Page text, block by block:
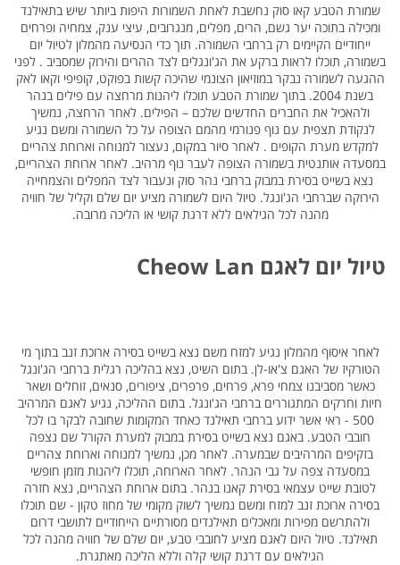
שמורת הטבע קאו סוק נחשבת לאחת השמורות היפות ביותר שיש בתאילנד
ומכילה בתוכה יער גשם, הרים, מפלים, מנגרובים, עיצי ענק, צמחיה ופרחים
ייחודיים הקיימים רק ברחבי השמורה. תוך כדי הנסיעה מהמלון לטיול יום
בשמורה, תוכלו לראות ברקע את הג'ונגלים לצד ההרים והירוק שמסביב . לפני
ההגעה לשמורה נבקר במוזיאון הצונמי שהיכה קשות בפוקט, קופיפי וקאו לאק
בשנת 2004. בתוך שמורת הטבע תוכלו ליהנות מרחצה עם פילים בנהר
ולהאכיל את החברים החדשים שלכם – הפילים. לאחר הרחצה, נמשיך
לנקודת תצפית עם נוף פנורמי מהמם הצופה על כל השמורה ומשם נגיע
למקדש מערת הקופים . לאחר סיור במקום, נעצור למנוחה וארוחת צהריים
במסעדה אותנטית בשמורה הצופה לעבר נוף מרהיב. לאחר ארוחת הצהריים,
נצא בשייט בסירת במבוק ברחבי נהר סוק ונעבור לצד המפלים והצמחייה
הירוקה שברחבי הג'ונגל. טיול היום לשמורה מציע יום שלם וקליל של חוויה
מהנה לכל הגילאים ללא דרגת קושי או הליכה מרובה.
טיול יום לאגם Cheow Lan
לאחר איסוף מהמלון נגיע למזח משם נצא בשייט בסירה ארוכת זנב בתוך מי
הטורקיז של האגם צ'או-לן. בתום השיט, נצא בהליכה רגלית ברחבי הג'ונגל
כאשר מסביבנו צמחי פרא, פרחים, פרפרים, ציפורים, סנאים, זוחלים ושאר
חיות וחרקים המתגוררים ברחבי הג'ונגל. בתום ההליכה, נגיע לאגם המרהיב
500 - ראי אשר ידוע ברחבי תאילנד כאחד המקומות שחובה לבקר בו לכל
חובבי הטבע. באגם נצא בשייט בסירת במבוק למערת הקורל שם נצפה
בזקיפים המרהיבים שבמערה. לאחר מכן, נמשיך למנוחה וארוחת צהריים
במסעדה צפה על גבי הנהר. לאחר הארוחה, תוכלו ליהנות מזמן חופשי
לטובת שייט עצמאי בסירת קאנו בנהר. בתום ארוחת הצהריים, נצא חזרה
בסירה ארוכת זנב למזח ומשם נמשיך לשוק מקומי של מחוז טקון - שם תוכלו
ולהתרשם מפירות ומאכלים תאילנדים מסורתיים הייחודיים לתושבי דרום
תאילנד. טיול היום לאגם מציע לחובבי טבע, יום שלם של חוויה מהנה לכל
הגילאים עם דרגת קושי קלה וללא הליכה מאתגרת.